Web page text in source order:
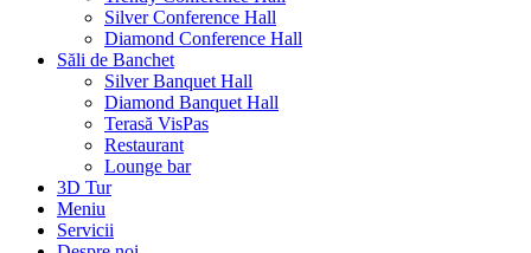
Silver Conference Hall
Diamond Conference Hall
Săli de Banchet
Silver Banquet Hall
Diamond Banquet Hall
Terasă VisPas
Restaurant
Lounge bar
3D Tur
Meniu
Servicii